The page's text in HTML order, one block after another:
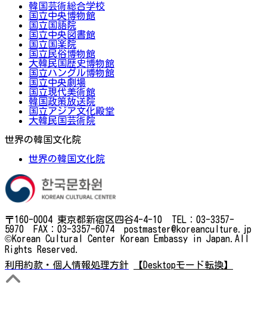
韓国芸術総合学校
国立中央博物館
国立国語院
国立中央図書館
国立国楽院
国立民俗博物館
大韓民国歴史博物館
国立ハングル博物館
国立中央劇場
国立現代美術館
韓国政策放送院
国立アジア文化殿堂
大韓民国芸術院
世界の韓国文化院
世界の韓国文化院
〒160-0004 東京都新宿区四谷4-4-10 TEL：03-3357-
5970 FAX：03-3357-6074 postmaster@koreanculture.jp
©Korean Cultural Center Korean Embassy in Japan.All
Rights Reserved.
利用約款・個人情報処理方針
【Desktopモード転換】